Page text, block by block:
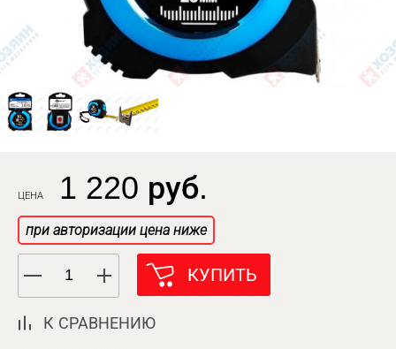
ЦЕНА 1 220 руб.
при авторизации цена ниже
КУПИТЬ
К СРАВНЕНИЮ